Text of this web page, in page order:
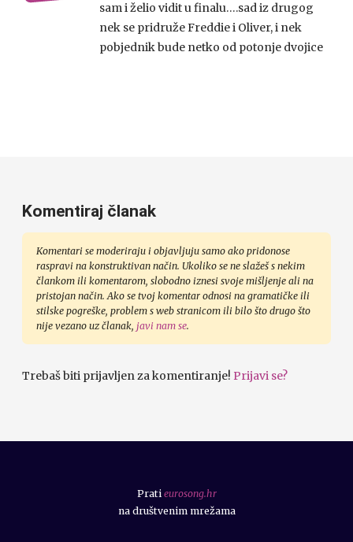
sam i želio vidit u finalu….sad iz drugog
nek se pridruže Freddie i Oliver, i nek
pobjednik bude netko od potonje dvojice
Komentiraj članak
Komentari se moderiraju i objavljuju samo ako pridonose
raspravi na konstruktivan način. Ukoliko se ne slažeš s nekim
člankom ili komentarom, slobodno iznesi svoje mišljenje ali na
pristojan način. Ako se tvoj komentar odnosi na gramatičke ili
stilske pogreške, problem s web stranicom ili bilo što drugo što
nije vezano uz članak, javi nam se.
Trebaš biti prijavljen za komentiranje! Prijavi se?
Prati eurosong.hr
na društvenim mrežama